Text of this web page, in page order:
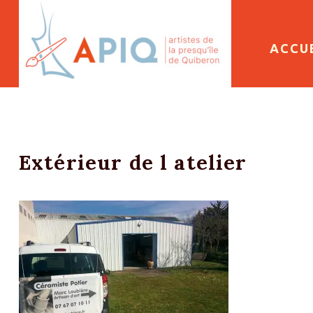
Extérieur de l atelier